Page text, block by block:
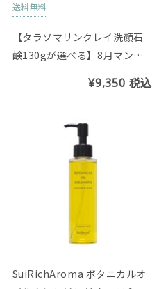
送料無料
【タラソマリンクレイ洗顔石
鹸130gが選べる】8月マンス
¥9,350 税込
SuiRichAroma ボタニカルオ